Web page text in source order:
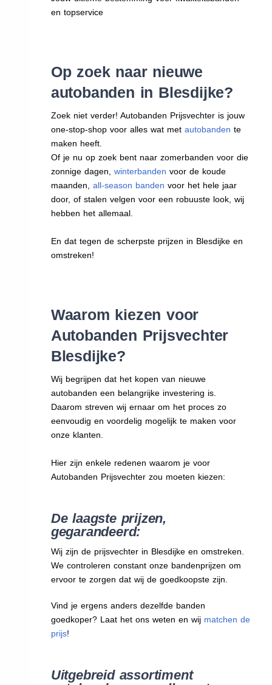
en topservice
Op zoek naar nieuwe
autobanden in Blesdijke?
Zoek niet verder! Autobanden Prijsvechter is jouw
one-stop-shop voor alles wat met autobanden te
maken heeft.
Of je nu op zoek bent naar zomerbanden voor die
zonnige dagen, winterbanden voor de koude
maanden, all-season banden voor het hele jaar
door, of stalen velgen voor een robuuste look, wij
hebben het allemaal.
En dat tegen de scherpste prijzen in Blesdijke en
omstreken!
Waarom kiezen voor
Autobanden Prijsvechter
Blesdijke?
Wij begrijpen dat het kopen van nieuwe
autobanden een belangrijke investering is.
Daarom streven wij ernaar om het proces zo
eenvoudig en voordelig mogelijk te maken voor
onze klanten.
Hier zijn enkele redenen waarom je voor
Autobanden Prijsvechter zou moeten kiezen:
De laagste prijzen,
gegarandeerd:
Wij zijn de prijsvechter in Blesdijke en omstreken.
We controleren constant onze bandenprijzen om
ervoor te zorgen dat wij de goedkoopste zijn.
Vind je ergens anders dezelfde banden
goedkoper? Laat het ons weten en wij matchen de
prijs!
Uitgebreid assortiment